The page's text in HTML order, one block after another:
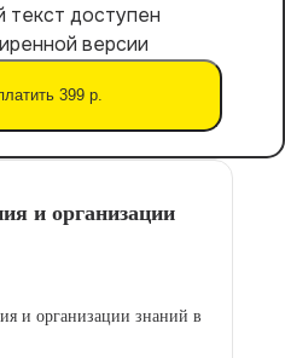
текст доступен
версии
399 р.
и организации
и организации знаний в